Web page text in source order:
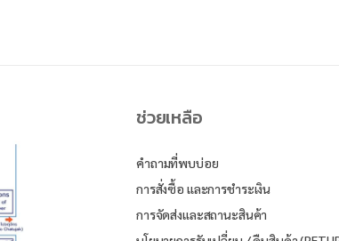
ช่วยเหลือ
คำถามที่พบบ่อย
การสั่งซื้อ และการชำระเงิน
การจัดส่งและสถานะสินค้า